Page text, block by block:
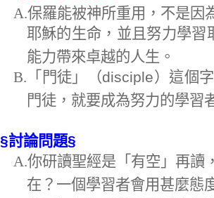
A.保羅能被神所重用，不是因
耶穌的生命，並且努力學習
能力帶來卓越的人生。
B. 「門徒」（disciple）這個
門徒，就要成為努力的學習
§討論問題§
A.你研讀聖經是「有空」再讀
在？一個學習者會用甚麼態